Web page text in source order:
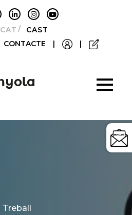
CATALÀCASTELLANO
CONTACTE | |
Categories
Treball